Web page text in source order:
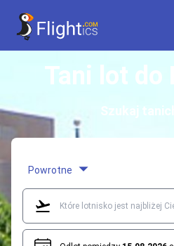
Tani lot do
Szukaj
Powrotne